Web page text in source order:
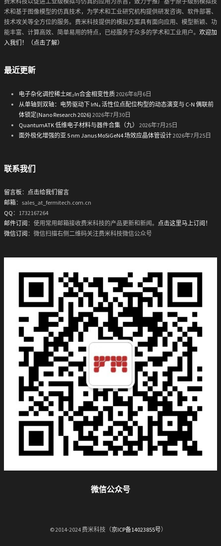
术和基于图像模型的仿真技术，为学术和工业研究机构提供研发咨询、软件部署、
技术攻关等全方位的服务。费米科技提供的模拟方案具有面向应用、模型新颖、功
能丰富、计算高效、简单易用的特点，已经服务于众多的学术和工业用户。 欢迎加
入我们！（点击了解）
最近更新
电子杂化调控稀土RE₂In合金相变性质2026年8月6日
从单轴到双轴：电势驱动下 IrN₄ 活性位点配位构型的动态演变与 C-N 偶联前
体锁定(Nano Research 2026) 2026年7月30日
QuantumATK 低维电子材料与器件合集（九）
2026年7月25日
面外极化增强的亚 5 nm Janus MoSiGeN4 场效应晶体管设计2026年7月25日
联系我们
留言板 ： 点击给我们留言
邮箱：sales_at_fermitech.com.cn
QQ ：1732167264
邮件订阅 ：使用常用邮箱接收费米科技的产品更新和新闻。 点击这里马上订阅！
微信订阅 ：微信扫描右侧二维码关注费米科技微信公众号
微信公众号
© 2014-2024 费米科技（京ICP备14023855号）